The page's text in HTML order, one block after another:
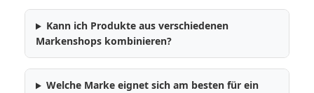
Kann ich Produkte aus verschiedenen
Markenshops kombinieren?
Welche Marke eignet sich am besten für ein